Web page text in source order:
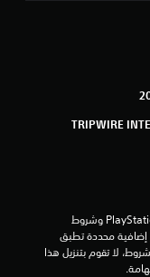
إ
ا
ل
TRIPWIRE